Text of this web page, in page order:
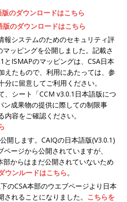
のダウンロードはこちら
版のダウンロードはこちら
報システムのためのセキュリティ評
ッピングを公開しました。記載さ
とISMAPのマッピングは、CSA日本
えたもので、利用にあたっては、参
分に留意してご利用ください。
、シート「CCM v3.0.1日本語版につ
ン成果物の提供に際しての制限事
容をご確認ください。
開します。CAIQの日本語版(V3.0.1)
ページから公開されていますが、
部からはまだ公開されていないため
ウンルードはこちら。
のCSA本部のウエブページより日本
されることになりました。 こちらを